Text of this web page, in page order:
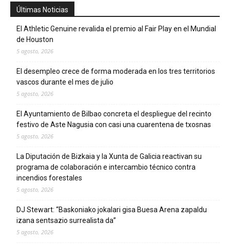
Últimas Noticias
El Athletic Genuine revalida el premio al Fair Play en el Mundial
de Houston
5 agosto, 2026
El desempleo crece de forma moderada en los tres territorios
vascos durante el mes de julio
5 agosto, 2026
El Ayuntamiento de Bilbao concreta el despliegue del recinto
festivo de Aste Nagusia con casi una cuarentena de txosnas
5 agosto, 2026
La Diputación de Bizkaia y la Xunta de Galicia reactivan su
programa de colaboración e intercambio técnico contra
incendios forestales
5 agosto, 2026
DJ Stewart: “Baskoniako jokalari gisa Buesa Arena zapaldu
izana sentsazio surrealista da”
5 agosto, 2026